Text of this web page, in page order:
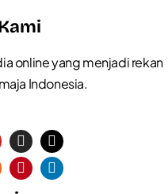
online yang menjadi rekan
Indonesia.